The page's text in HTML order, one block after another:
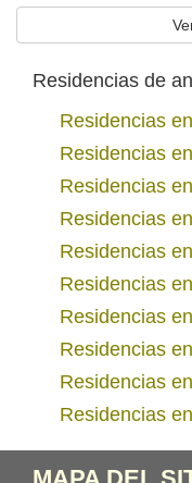
Residencias de
Residencias
Residencias
Residencias
Residencias
Residencias
Residencias
Residencias
Residencias
Residencias
Residencias